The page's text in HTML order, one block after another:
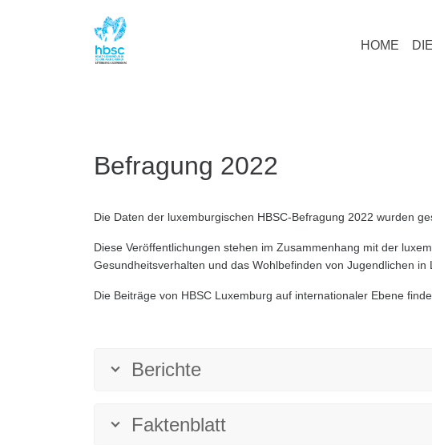
HOME
Befragung 2022
Die Daten der luxemburgischen HBSC-Befragung 2022 wurden
Diese Veröffentlichungen stehen im Zusammenhang mit der
Gesundheitsverhalten und das Wohlbefinden von Jugendlichen in
Die Beiträge von HBSC Luxemburg auf internationaler Ebene
Berichte
Faktenblatt